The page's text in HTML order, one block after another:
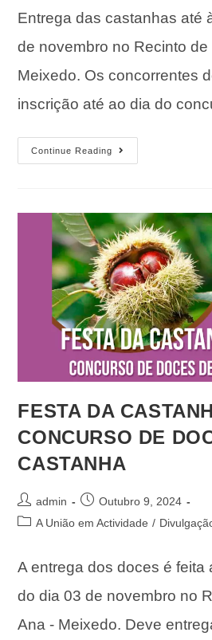
Entrega das castanhas até
de novembro no Recinto de
Meixedo. Os concorrentes
inscrição até ao dia do
Continue Reading
FESTA DA
CONCURSO DE
CASTANHA
admin
Outubro 9, 2024
A União em Actividade /
A entrega dos doces é feita
do dia 03 de novembro no
Ana - Meixedo. Deve